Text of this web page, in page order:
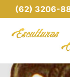
(62) 3206-